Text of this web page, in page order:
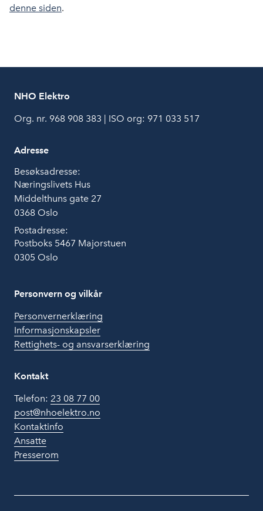
denne siden.
NHO Elektro
Org. nr. 968 908 383 | ISO org: 971 033 517
Adresse
Besøksadresse:
Næringslivets Hus
Middelthuns gate 27
0368 Oslo
Postadresse:
Postboks 5467 Majorstuen
0305 Oslo
Personvern og vilkår
Personvernerklæring
Informasjonskapsler
Rettighets- og ansvarserklæring
Kontakt
Telefon: 23 08 77 00
post@nhoelektro.no
Kontaktinfo
Ansatte
Presserom